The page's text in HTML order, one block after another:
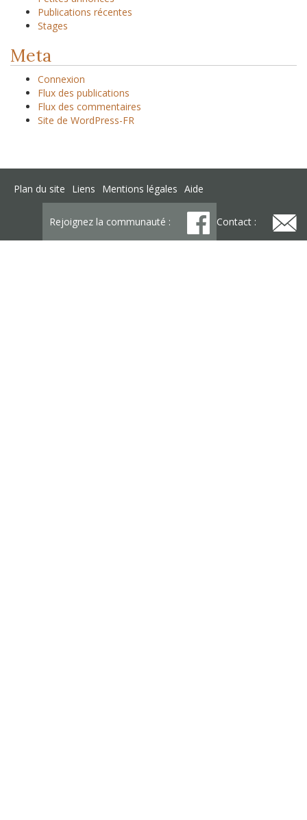
Publications récentes
Stages
Meta
Connexion
Flux des publications
Flux des commentaires
Site de WordPress-FR
Plan du site Liens Mentions légales Aide
Rejoignez la communauté : Contact :